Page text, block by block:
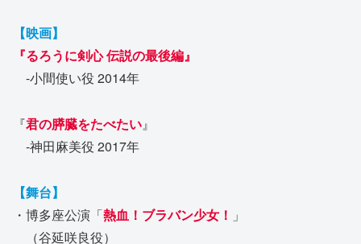
【映画】
『るろうに剣心 伝説の最後編』
-小間使い役 2014年
『君の膵臓をたべたい』
-神田麻美役 2017年
【舞台】
・博多座公演「熱血！ブラバン少女！ 」
（谷延咲良役）